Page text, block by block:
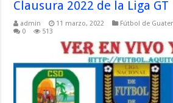
Clausura 2022 de la Liga GT
admin 11 marzo, 2022 Fútbol de
0
513